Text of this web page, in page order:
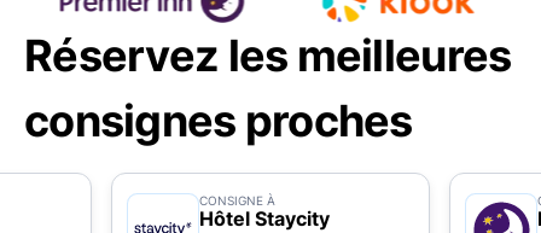
Réservez les meilleures
consignes proches
CONSIGNE À
Hôtel Staycity